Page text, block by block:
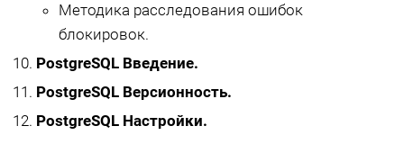
Методика расследования ошибок
блокировок.
PostgreSQL Введение.
PostgreSQL Версионность.
PostgreSQL Настройки.